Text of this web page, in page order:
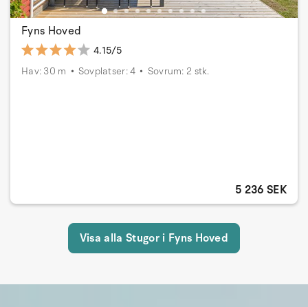
Fyns Hoved
4.15/5
Hav: 30 m
Sovplatser: 4 Sovrum: 2 stk.
5 236 SEK
Visa alla Stugor i Fyns Hoved